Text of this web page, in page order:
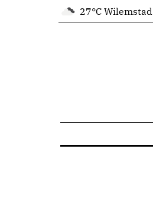
27°C Wilemstad